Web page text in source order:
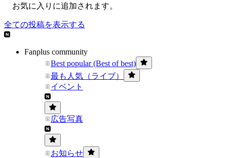
お気に入りに追加されます。
全ての投稿を表示する
Fanplus community
Best popular (Best of best)
最も人気（ライブ）
イベント
広告写真
お知らせ